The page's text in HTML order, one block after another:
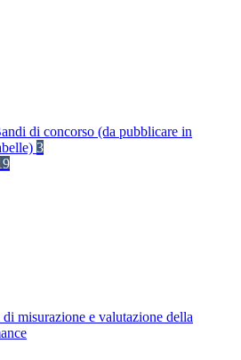
di concorso (da pubblicare in
3
di misurazione e valutazione della